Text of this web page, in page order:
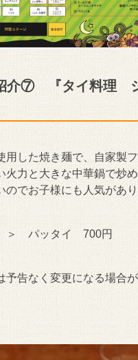
介⑦ 『タイ料理
用した焼き麺で、自家製
火力と大きな中華鍋で炒
のでお子様にも人気があり
＞ パッタイ 700円
告なく変更になる場合が